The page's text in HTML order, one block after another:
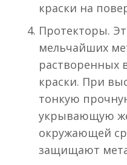
краски на
Протекторы.
мельчайших
растворенных
краски. При
тонкую
укрывающую
окружающей
защищают